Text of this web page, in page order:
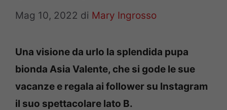
Mag 10, 2022 di Mary Ingrosso
Una visione da urlo la splendida pupa
bionda Asia Valente, che si gode le sue
vacanze e regala ai follower su Instagram
il suo spettacolare lato B.